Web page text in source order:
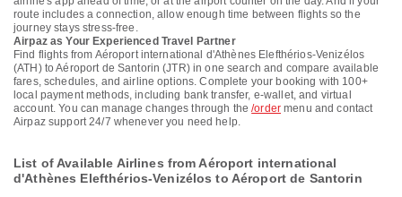
route includes a connection, allow enough time between flights so the
journey stays stress-free.
Airpaz as Your Experienced Travel Partner
Find flights from Aéroport international d'Athènes Elefthérios-Venizélos
(ATH) to Aéroport de Santorin (JTR) in one search and compare available
fares, schedules, and airline options. Complete your booking with 100+
local payment methods, including bank transfer, e-wallet, and virtual
account. You can manage changes through the/order menu and contact
Airpaz support 24/7 whenever you need help.
List of Available Airlines from Aéroport international
d'Athènes Elefthérios-Venizélos to Aéroport de Santorin